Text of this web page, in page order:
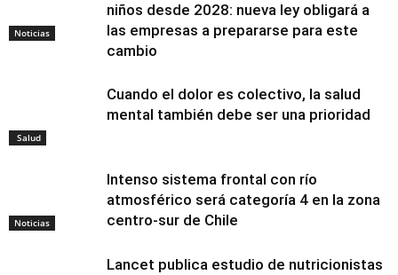
Noticias
niños desde 2028: nueva ley obligará a
las empresas a prepararse para este
cambio
Salud
Cuando el dolor es colectivo, la salud
mental también debe ser una prioridad
Noticias
Intenso sistema frontal con río
atmosférico será categoría 4 en la zona
centro-sur de Chile
Lancet publica estudio de nutricionistas